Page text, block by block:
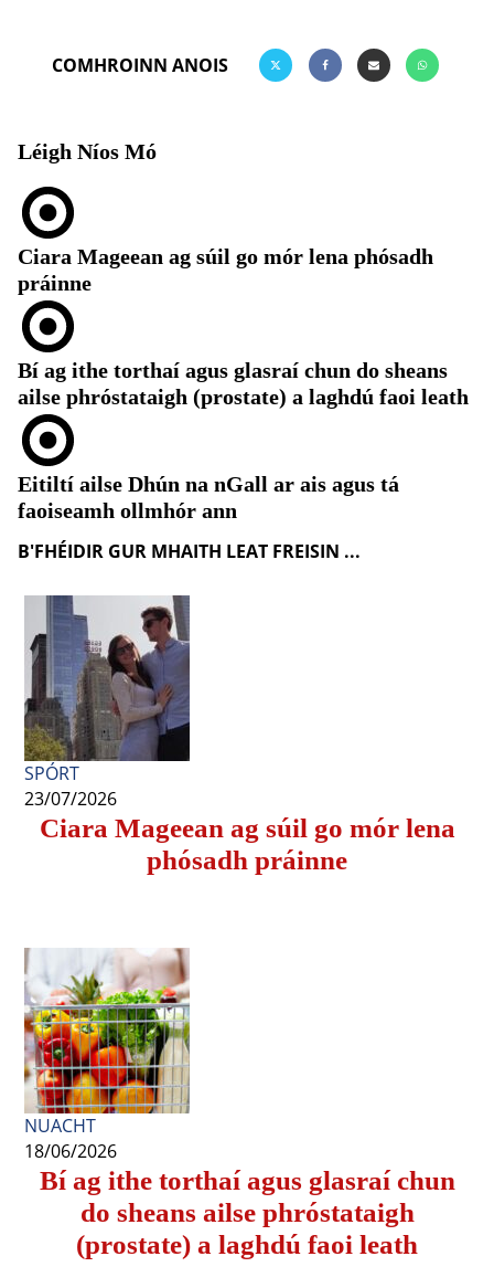
COMHROINN ANOIS
Léigh Níos Mó
Ciara Mageean ag súil go mór lena phósadh
práinne
Bí ag ithe torthaí agus glasraí chun do sheans
ailse phróstataigh (prostate) a laghdú faoi leath
Eitiltí ailse Dhún na nGall ar ais agus tá
faoiseamh ollmhór ann
B'FHÉIDIR GUR MHAITH LEAT FREISIN ...
SPÓRT
23/07/2026
Ciara Mageean ag súil go mór lena
phósadh práinne
NUACHT
18/06/2026
Bí ag ithe torthaí agus glasraí chun
do sheans ailse phróstataigh
(prostate) a laghdú faoi leath